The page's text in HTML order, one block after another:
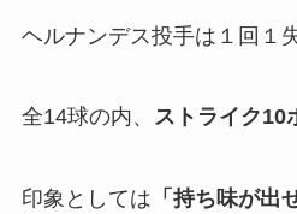
ヘルナンデス投手は１回１
全14球の内、 ストライク10
印象としては 「持ち味が出